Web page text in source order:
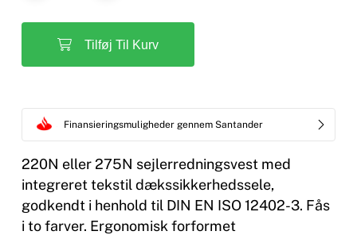
Tilføj Til Kurv
Finansieringsmuligheder gennem Santander
220N eller 275N sejlerredningsvest med
integreret tekstil dækssikkerhedssele,
godkendt i henhold til DIN EN ISO 12402-3. Fås
i to farver. Ergonomisk forformet